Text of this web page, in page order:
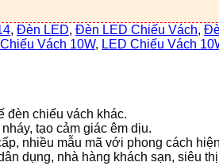
, Đèn LED, Đèn LED Chiếu Vách,
Vách 10W, LED Chiếu Vách
đèn chiếu vách khác.
tạo cảm giác êm dịu.
nhiều mẫu mã với phong cách
dụng, nhà hàng khách sạn, siêu